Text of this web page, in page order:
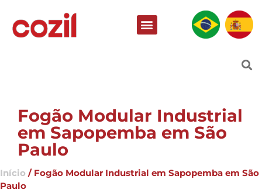
Fogão Modular Industrial
em Sapopemba em São
Paulo
Início / Fogão Modular Industrial em Sapopemba em São
Paulo